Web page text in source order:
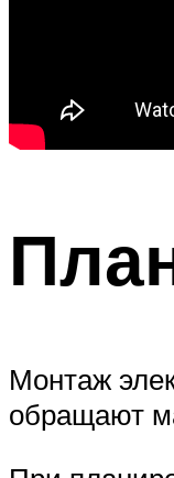
Монтаж
обращают